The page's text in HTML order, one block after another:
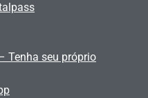
Tenha seu próprio